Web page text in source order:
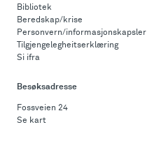
Bibliotek
Beredskap/krise
Personvern/informasjonskapsler
Tilgjengelegheitserklæring
Si ifra
Besøksadresse
Fossveien 24
Se kart